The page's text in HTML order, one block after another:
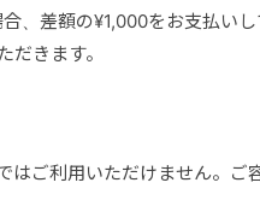
、差額の¥1,000をお支払い
きます。
はご利用いただけません。ご